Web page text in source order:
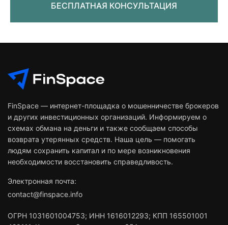
БЕСПЛАТНАЯ КОНСУЛЬТАЦИЯ
FinSpace — интернет-площадка о мошенничестве брокеров
и других инвестиционных организаций. Информируем о
схемах обмана на деньги и также сообщаем способы
возврата утерянных средств. Наша цель — помогать
людям сохранить капитал и по мере возникновения
необходимости восстановить справедливость.
Электронная почта:
contact@finspace.info
ОГРН 1031601004753; ИНН 1616012293; КПП 165501001